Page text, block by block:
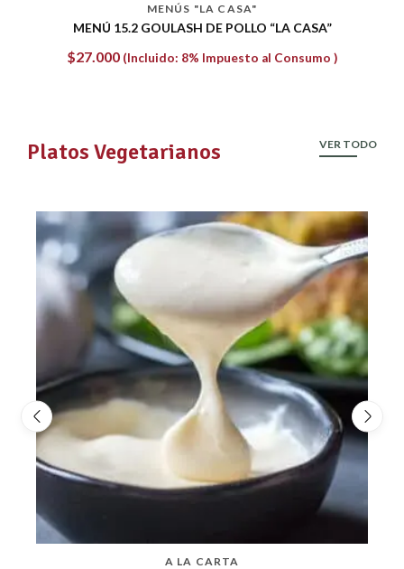
MENÚS "LA CASA"
MENÚ 8.2 LOMO ÁRABE
$30.240 (Incluido: 8% Impuesto al Consumo )
Platos Vegetarianos VER TODO
A LA CARTA